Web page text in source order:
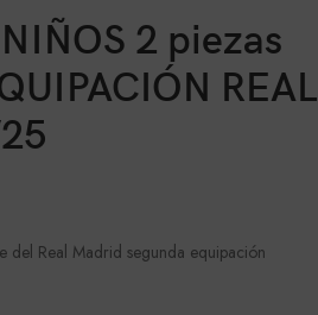
2 piezas
REAL
del Real Madrid segunda equipación